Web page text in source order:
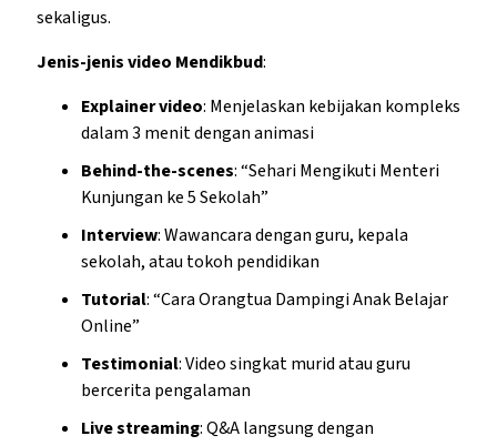
sekaligus.
Jenis-jenis video Mendikbud:
Explainer video: Menjelaskan kebijakan kompleks
dalam 3 menit dengan animasi
Behind-the-scenes: “Sehari Mengikuti Menteri
Kunjungan ke 5 Sekolah”
Interview: Wawancara dengan guru, kepala
sekolah, atau tokoh pendidikan
Tutorial: “Cara Orangtua Dampingi Anak Belajar
Online”
Testimonial: Video singkat murid atau guru
bercerita pengalaman
Live streaming: Q&A langsung dengan